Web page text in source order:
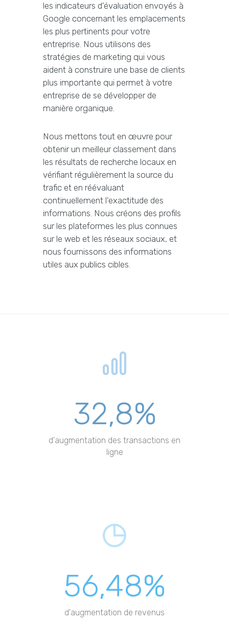
les indicateurs d'évaluation envoyés à
Google concernant les emplacements
les plus pertinents pour votre
entreprise. Nous utilisons des
stratégies de marketing qui vous
aident à construire une base de clients
plus importante qui permet à votre
entreprise de se développer de
manière organique.
Nous mettons tout en œuvre pour
obtenir un meilleur classement dans
les résultats de recherche locaux en
vérifiant régulièrement la source du
trafic et en réévaluant
continuellement l'exactitude des
informations. Nous créons des profils
sur les plateformes les plus connues
sur le web et les réseaux sociaux, et
nous fournissons des informations
utiles aux publics cibles.
32,8%
d'augmentation des transactions en
ligne
56,48%
d'augmentation de revenus